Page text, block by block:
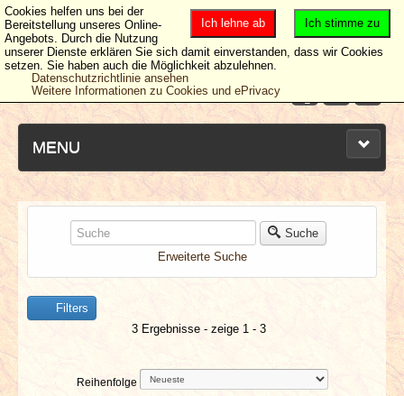
MENU
NEUESTE ARTIKEL
NEWS & DATES
BERICHTE
VERLOSUNGEN
Suche
Erweiterte Suche
Filters
3 Ergebnisse - zeige 1 - 3
Reihenfolge
Ich stimme zu
Ich lehne ab
Cookies helfen uns bei der
Bereitstellung unseres Online-
Angebots. Durch die Nutzung
unserer Dienste erklären Sie sich damit einverstanden, dass wir Cookies
setzen. Sie haben auch die Möglichkeit abzulehnen.
Datenschutzrichtlinie ansehen
Weitere Informationen zu Cookies und ePrivacy